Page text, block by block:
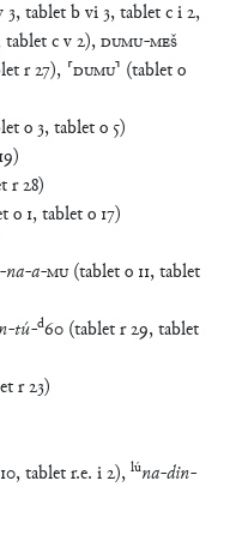
3,tabletbvi3,tabletci2,
tabletcv2),DUMU-MEŠ
r27), ⸢DUMU⸣ (tableto
o3,tableto 5)
19)
r28)
o 1,tableto 17)
-na-a-MU(tableto 11,tablet
-tú-d60 (tabletr29,tablet
r23)
10,tabletr.e. i2), lúna-din-